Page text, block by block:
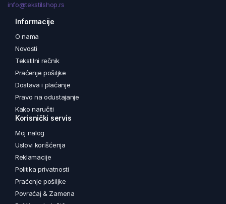
info@tekstilshop.rs
Informacije
O nama
Novosti
Tekstilni rečnik
Praćenje pošiljke
Dostava i plaćanje
Pravo na odustajanje
Kako naručiti
Korisnički servis
Moj nalog
Uslovi korišćenja
Reklamacije
Politika privatnosti
Praćenje pošiljke
Povraćaj & Zamena